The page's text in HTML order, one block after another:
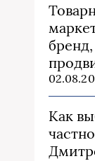
Как